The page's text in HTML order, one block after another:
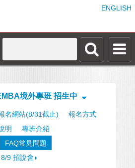
ENGLISH
境外專班 招生中
名網站(8/31截止)
報名方式
明
專班介紹
FAQ常見問題
9 招說會◗